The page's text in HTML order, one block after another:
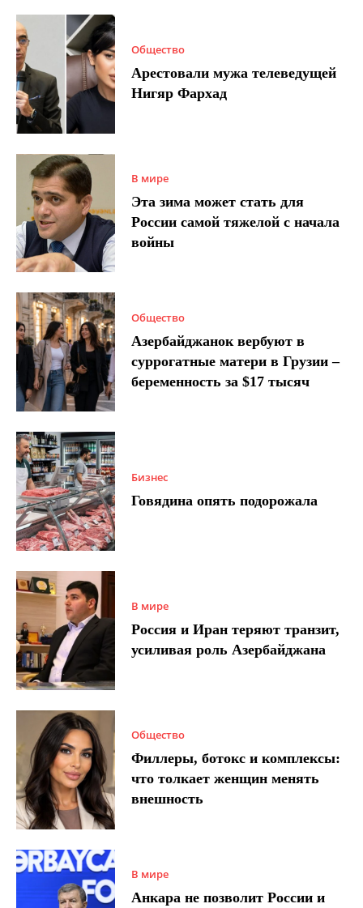
Общество
Арестовали мужа телеведущей
Нигяр Фархад
В мире
Эта зима может стать для
России самой тяжелой с начала
войны
Общество
Азербайджанок вербуют в
суррогатные матери в Грузии –
беременность за $17 тысяч
Бизнес
Говядина опять подорожала
В мире
Россия и Иран теряют транзит,
усиливая роль Азербайджана
Общество
Филлеры, ботокс и комплексы:
что толкает женщин менять
внешность
В мире
Анкара не позволит России и